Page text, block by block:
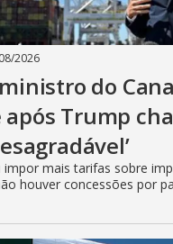
2026
do
após Trump
impor mais tarifas sobre
houver concessões por